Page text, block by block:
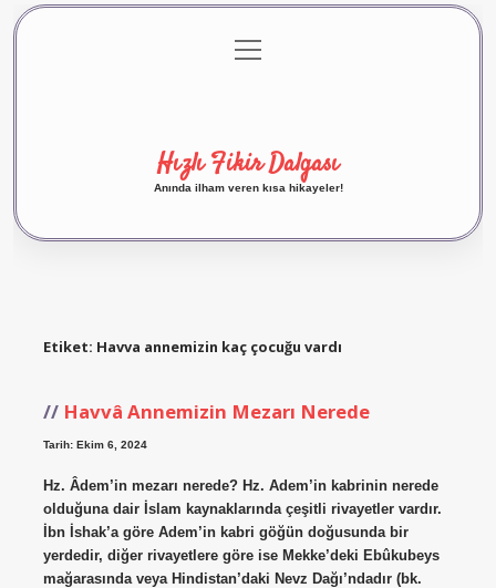
Gizlilik Politikası
menüyü
aç
Hızlı Fikir Dalgası
Anında ilham veren kısa hikayeler!
Etiket: Havva annemizin kaç çocuğu vardı
Havvâ Annemizin Mezarı Nerede
Tarih: Ekim 6, 2024
Hz. Âdem’in mezarı nerede? Hz. Adem’in kabrinin nerede
olduğuna dair İslam kaynaklarında çeşitli rivayetler vardır.
İbn İshak’a göre Adem’in kabri göğün doğusunda bir
yerdedir, diğer rivayetlere göre ise Mekke’deki Ebûkubeys
mağarasında veya Hindistan’daki Nevz Dağı’ndadır (bk.